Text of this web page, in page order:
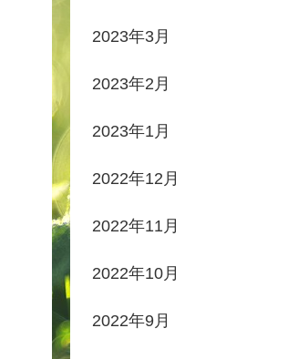
2023年3月
2023年2月
2023年1月
2022年12月
2022年11月
2022年10月
2022年9月